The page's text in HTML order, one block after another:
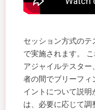
セッション方式の
で実施されます。
アジャイルテスタ
者の間でブリーフ
イントについて説明
は、必要に応じて調